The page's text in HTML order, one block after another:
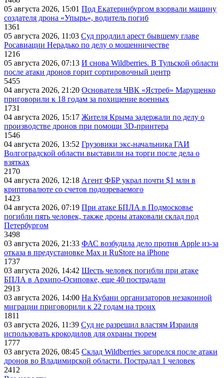
05 августа 2026, 15:01 Под Екатеринбургом взорвали машину
создателя дрона «Упырь», водитель погиб
1361
05 августа 2026, 11:03 Суд продлил арест бывшему главе
Росавиации Нерадько по делу о мошенничестве
1216
05 августа 2026, 07:13 И снова Wildberries. В Тульской области
после атаки дронов горит сортировочный центр
5455
04 августа 2026, 21:20 Основателя ЧВК «Ястреб» Марущенко
приговорили к 18 годам за похищение военных
1731
04 августа 2026, 15:17 Жителя Крыма задержали по делу о
производстве дронов при помощи 3D‑принтера
1546
04 августа 2026, 13:52 Грузовики экс-начальника ГАИ
Волгоградской области выставили на торги после дела о
взятках
2170
04 августа 2026, 12:18 Агент ФБР украл почти $1 млн в
криптовалюте со счетов подозреваемого
1423
04 августа 2026, 07:19 При атаке БПЛА в Подмосковье
погибли пять человек, также дроны атаковали склад под
Петербургом
3498
03 августа 2026, 21:33 ФАС возбудила дело против Apple из-за
отказа в предустановке Max и RuStore на iPhone
1737
03 августа 2026, 14:42 Шесть человек погибли при атаке
БПЛА в Архипо-Осиповке, еще 40 пострадали
2913
03 августа 2026, 14:00 На Кубани организаторов незаконной
миграции приговорили к 22 годам на троих
1811
03 августа 2026, 11:39 Суд не разрешил властям Израиля
использовать крокодилов для охраны тюрем
1777
03 августа 2026, 08:45 Склад Wildberries загорелся после атаки
дронов во Владимирской области. Пострадал 1 человек
2412